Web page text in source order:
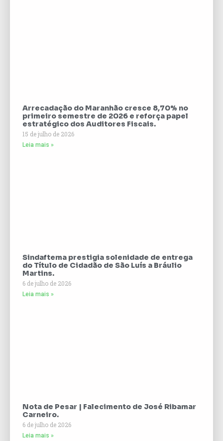
Arrecadação do Maranhão cresce 8,70% no
primeiro semestre de 2026 e reforça papel
estratégico dos Auditores Fiscais.
15 de julho de 2026
Leia mais »
Sindaftema prestigia solenidade de entrega
do Título de Cidadão de São Luís a Bráulio
Martins.
6 de julho de 2026
Leia mais »
Nota de Pesar | Falecimento de José Ribamar
Carneiro.
6 de julho de 2026
Leia mais »